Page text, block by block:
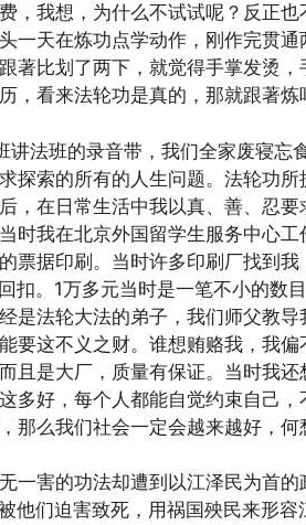
，我想，为什么不试试呢？反正
一天在炼功点学动作，刚作完贯
著比划了两下，就觉得手掌发烫
，看来法轮功是真的，那就跟著炼
讲法班的录音带，我们全家废寝忘
探索的所有的人生问题。法轮功
，在日常生活中我以真、善、忍
时我在北京外国留学生服务中心
票据印刷。当时许多印刷厂找到
扣。1万多元当时是一笔不小的数
是法轮大法的弟子，我们师父教
要这不义之财。谁想贿赂我，我
且是大厂，质量有保证。当时我
多好，每个人都能自觉约束自己
那么我们社会一定会越来越好，何
一害的功法却遭到以江泽民为首
他们迫害致死，用祸国殃民来形容